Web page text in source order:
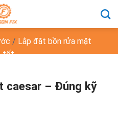
/ Lắp đặt bồn rửa mặt
tốt
caesar – Đúng kỹ